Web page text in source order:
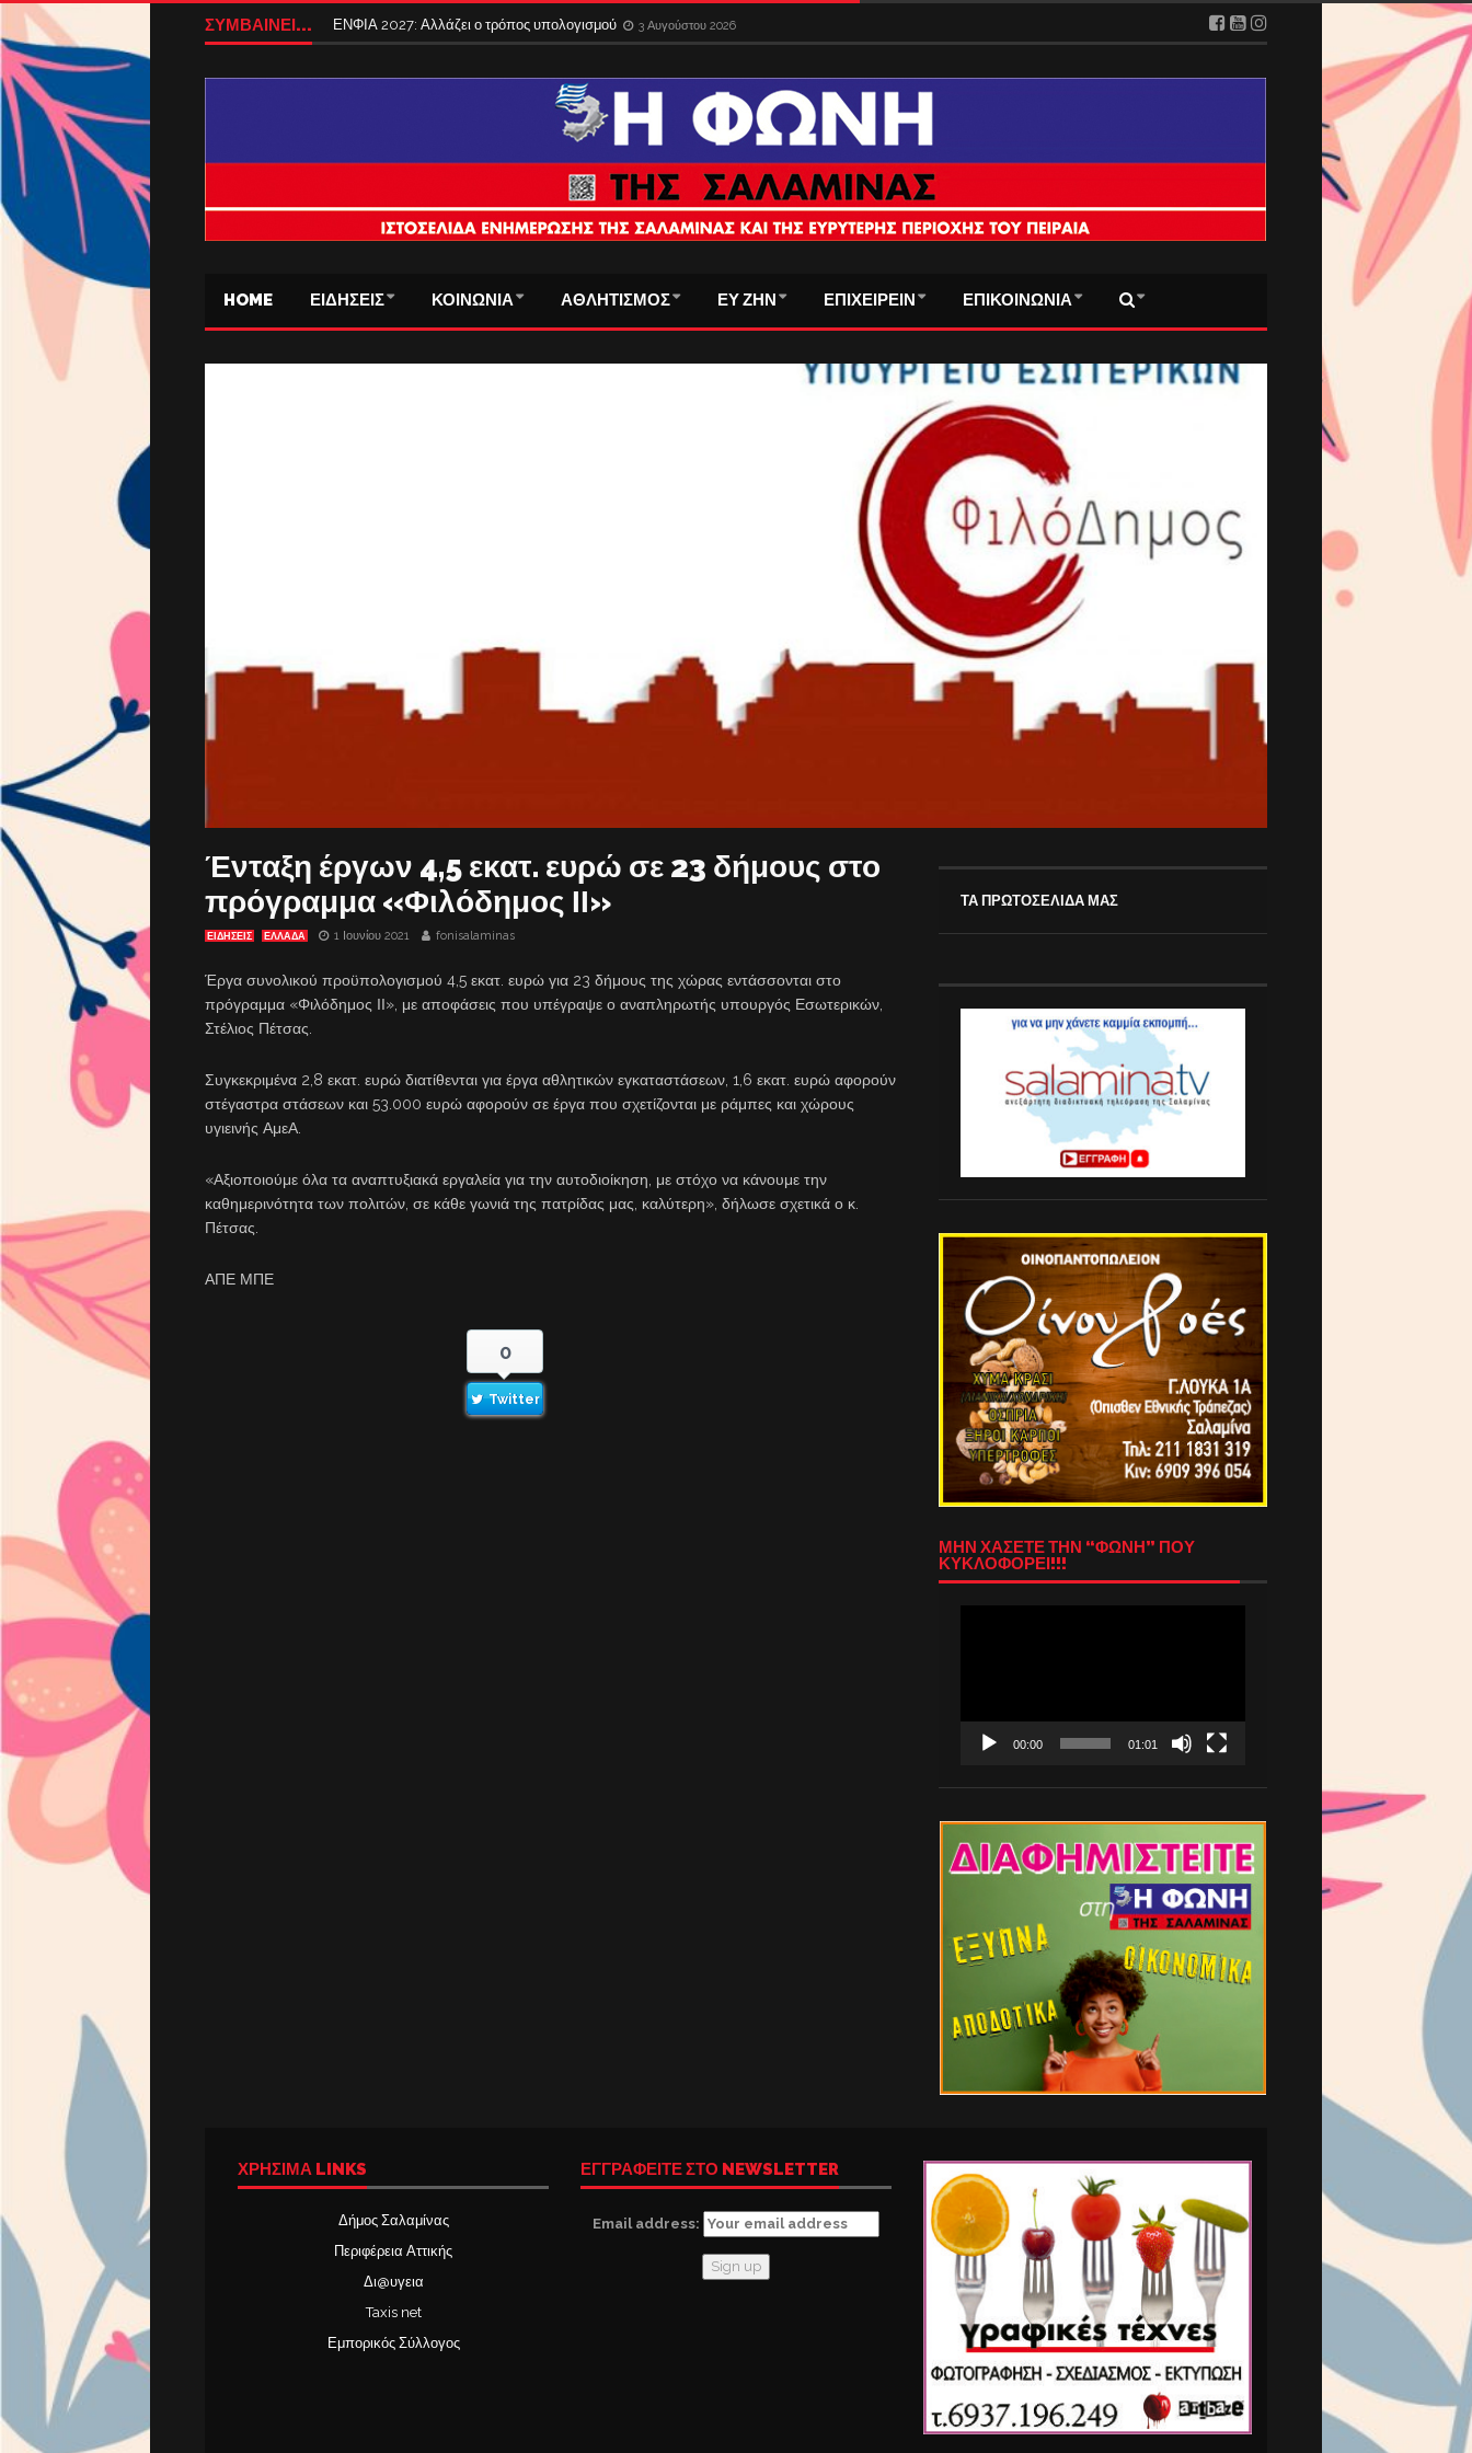
ΣΥΜΒΑΙΝΕΙ... ΕΝΦΙΑ 2027: Αλλάζει ο τρόπος υπολογισμού 3 Αυγούστου 2026
HOME ΕΙΔΗΣΕΙΣ ΚΟΙΝΩΝΙΑ ΑΘΛΗΤΙΣΜΟΣ ΕΥ ΖΗΝ ΕΠΙΧΕΙΡΕΙΝ ΕΠΙΚΟΙΝΩΝΙΑ
Ένταξη έργων 4,5 εκατ. ευρώ σε 23 δήμους στο
πρόγραμμα «Φιλόδημος ΙΙ»
ΕΙΔΗΣΕΙΣ ΕΛΛΑΔΑ 1 Ιουνίου 2021 fonisalaminas
Έργα συνολικού προϋπολογισμού 4,5 εκατ. ευρώ για 23 δήμους της χώρας εντάσσονται στο
πρόγραμμα «Φιλόδημος ΙΙ», με αποφάσεις που υπέγραψε ο αναπληρωτής υπουργός Εσωτερικών,
Στέλιος Πέτσας.
Συγκεκριμένα 2,8 εκατ. ευρώ διατίθενται για έργα αθλητικών εγκαταστάσεων, 1,6 εκατ. ευρώ αφορούν
στέγαστρα στάσεων και 53.000 ευρώ αφορούν σε έργα που σχετίζονται με ράμπες και χώρους
υγιεινής ΑμεΑ.
«Αξιοποιούμε όλα τα αναπτυξιακά εργαλεία για την αυτοδιοίκηση, με στόχο να κάνουμε την
καθημερινότητα των πολιτών, σε κάθε γωνιά της πατρίδας μας, καλύτερη», δήλωσε σχετικά ο κ.
Πέτσας.
ΑΠΕ ΜΠΕ
0
Twitter
ΤΑ ΠΡΩΤΟΣΕΛΙΔΑ ΜΑΣ
ΜΗΝ ΧΑΣΕΤΕ ΤΗΝ “ΦΩΝΗ” ΠΟΥ
ΚΥΚΛΟΦΟΡΕΙ!!!
00:00 01:01
ΧΡΉΣΙΜΑ LINKS
Δήμος Σαλαμίνας
Περιφέρεια Αττικής
Δι@υγεια
Taxis net
Εμπορικός Σύλλογος
ΕΓΓΡΑΦΕΙΤΕ ΣΤΟ NEWSLETTER
Email address: